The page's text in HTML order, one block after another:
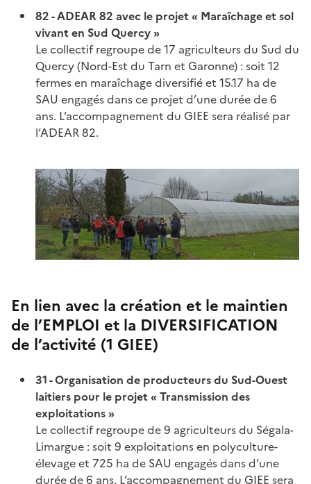
82 - ADEAR 82 avec le projet « Maraîchage et sol
vivant en Sud Quercy »
Le collectif regroupe de 17 agriculteurs du Sud du
Quercy (Nord-Est du Tarn et Garonne) : soit 12
fermes en maraîchage diversifié et 15.17 ha de
SAU engagés dans ce projet d’une durée de 6
ans. L’accompagnement du GIEE sera réalisé par
l’ADEAR 82.
En lien avec la création et le maintien
de l’EMPLOI et la DIVERSIFICATION
de l’activité (1 GIEE)
31 - Organisation de producteurs du Sud-Ouest
laitiers pour le projet « Transmission des
exploitations »
Le collectif regroupe de 9 agriculteurs du Ségala-
Limargue : soit 9 exploitations en polyculture-
élevage et 725 ha de SAU engagés dans d’une
durée de 6 ans. L’accompagnement du GIEE sera